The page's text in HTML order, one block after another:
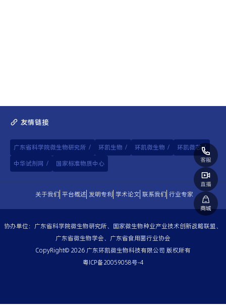
友情链接
广东省科学院微生物研究所 / 环凯生物 / 环凯微生物 / 环凯微芯 /
中华试剂网 / 国家标准物质中心
关于我们 平台概述 发明专利 学术论文 联系我们 行业专家
协办单位：广东省科学院微生物研究所、国家微生物种业产业技术创新战略联盟、
广东省微生物学会、广东省食用菌行业协会
CopyRight© 2026 广东环凯微生物科技有限公司 版权所有
粤ICP备20059058号-4